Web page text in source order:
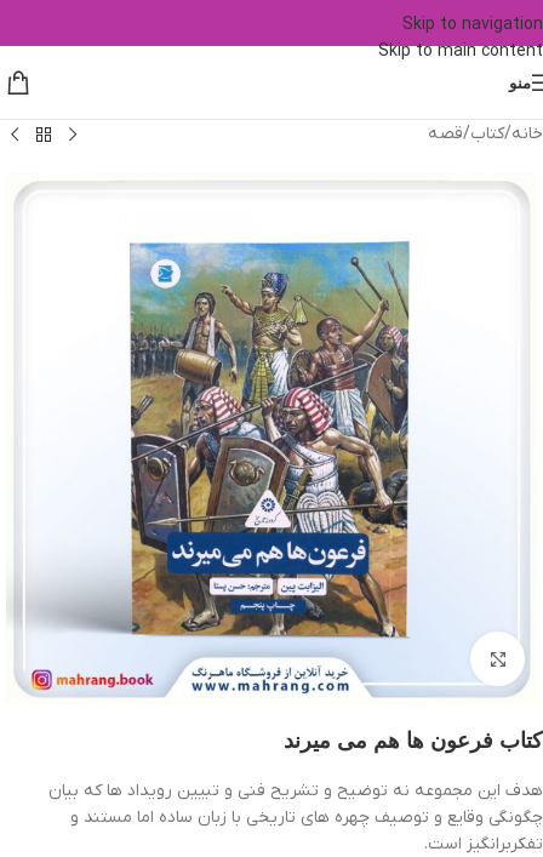
Skip to navigation
Skip to main content
منو
خانه/کتاب/قصه
بزرگنمایی تصویر
کتاب فرعون ها هم می میرند
هدف این مجموعه نه توضیح و تشریح فنی و تبیین رویداد ها که بیان
چگونگی وقایع و توصیف چهره های تاریخی با زبان ساده اما مستند و
تفکربرانگیز است.